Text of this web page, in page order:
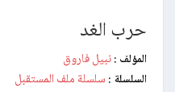
حرب الغد
المؤلف : نبيل فاروق
السلسلة : سلسلة ملف المستقبل